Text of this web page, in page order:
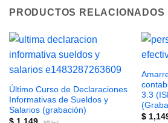
PRODUCTOS RELACIONADOS
Último Curso de Declaraciones
Informativas de Sueldos y
Salarios (grabación)
3.3
$